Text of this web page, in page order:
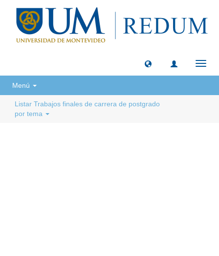
Menú
Listar Trabajos finales de carrera de postgrado
por tema